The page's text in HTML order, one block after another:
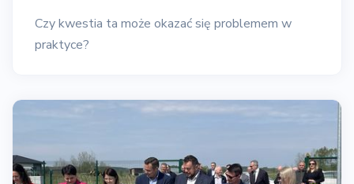
Czy kwestia ta może okazać się problemem w
praktyce?